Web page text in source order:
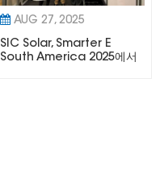
AUG 27, 2025
SIC Solar, Smarter E
South America 2025에서